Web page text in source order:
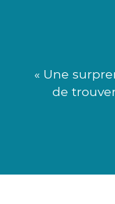
« Une
de